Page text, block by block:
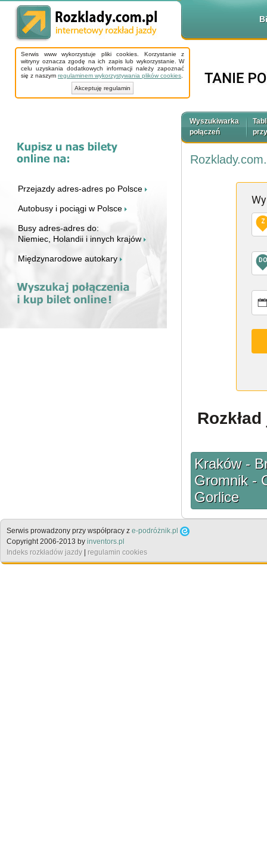
Serwis www wykorzystuje pliki cookies. Korzystanie z
witryny oznacza zgodę na ich zapis lub wykorzystanie. W
celu uzyskania dodatkowych informacji należy zapoznać
się z naszym regulaminem wykorzystywania plików cookies
Akceptuję regulamin
Przejazdy adres-adres po Polsce
Autobusy i pociągi w Polsce
Busy adres-adres do:
Niemiec, Holandii i innych krajów
Międzynarodowe autokary
Wyszukiwarka
połączeń
Z
DO
Kraków -
Gromnik -
Gorlice
Serwis prowadzony przy współpracy z e-podróżnik.pl
Copyright 2006-2013 by inventors.pl
Indeks rozkładów jazdy | regulamin cookies